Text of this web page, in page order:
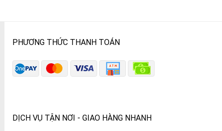
PHƯƠNG THỨC THANH TOÁN
DỊCH VỤ TẬN NƠI - GIAO HÀNG NHANH